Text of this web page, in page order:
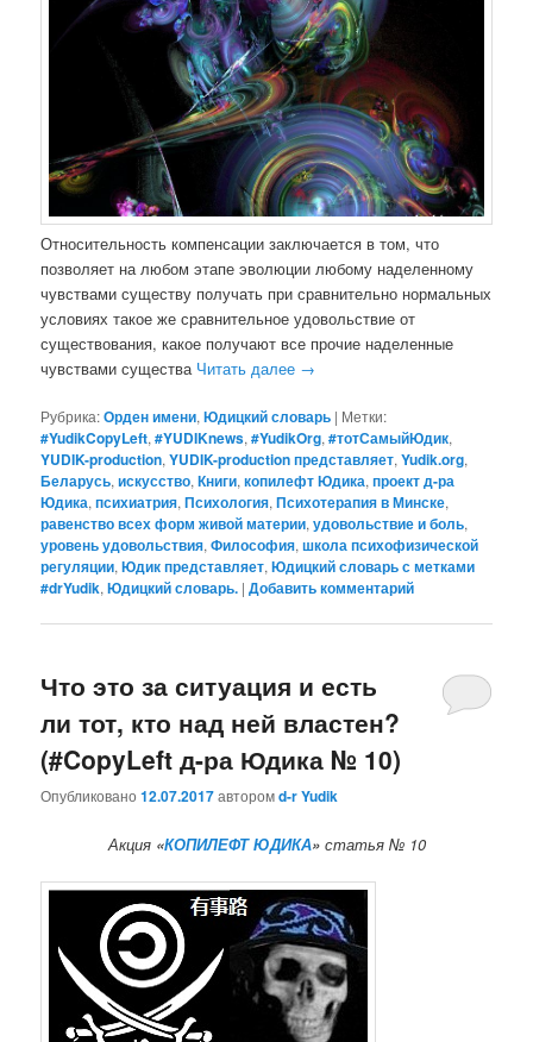
Относительность компенсации заключается в том, что
позволяет на любом этапе эволюции любому наделенному
чувствами существу получать при сравнительно нормальных
условиях такое же сравнительное удовольствие от
существования, какое получают все прочие наделенные
чувствами существа Читать далее →
Рубрика:Орден имени,Юдицкий словарь | Метки:
#YudikCopyLeft,#YUDIKnews,#YudikOrg,#тотСамыйЮдик,
YUDIK-production,YUDIK-production представляет,Yudik.org,
Беларусь,искусство,Книги,копилефт Юдика,проект д-ра
Юдика,психиатрия,Психология,Психотерапия в Минске,
равенство всех форм живой материи,удовольствие и боль,
уровень удовольствия,Философия,школа психофизической
регуляции,Юдик представляет,Юдицкий словарь с метками
#‎drYudik,Юдицкий словарь. |Добавить комментарий
Что это за ситуация и есть
ли тот, кто над ней властен?
(#CopyLeft д-ра Юдика № 10)
Опубликовано12.07.2017авторомd-r Yudik
Акция «КОПИЛЕФТ ЮДИКА»статья № 10